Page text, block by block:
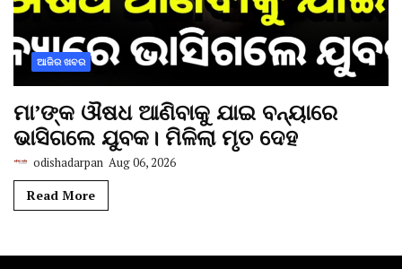
ଆଜିର ଖବର
ମା’ଙ୍କ ଔଷଧ ଆଣିବାକୁ ଯାଇ ବନ୍ୟାରେ
ଭାସିଗଲେ ଯୁବକ। ମିଳିଲା ମୃତ ଦେହ
odishadarpan Aug 06, 2026
Read More